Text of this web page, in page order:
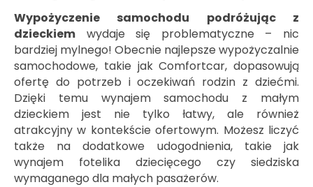
Wypożyczenie samochodu podróżując z
dzieckiem wydaje się problematyczne – nic
bardziej mylnego! Obecnie najlepsze wypożyczalnie
samochodowe, takie jak Comfortcar, dopasowują
ofertę do potrzeb i oczekiwań rodzin z dziećmi.
Dzięki temu wynajem samochodu z małym
dzieckiem jest nie tylko łatwy, ale również
atrakcyjny w kontekście ofertowym. Możesz liczyć
także na dodatkowe udogodnienia, takie jak
wynajem fotelika dziecięcego czy siedziska
wymaganego dla małych pasażerów.